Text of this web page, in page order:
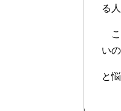
る
こ
い
と